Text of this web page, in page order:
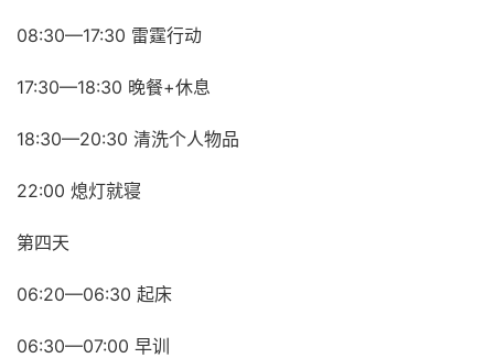
08:30—17:30 雷霆行动
17:30—18:30 晚餐+休息
18:30—20:30 清洗个人物品
22:00 熄灯就寝
第四天
06:20—06:30 起床
06:30—07:00 早训